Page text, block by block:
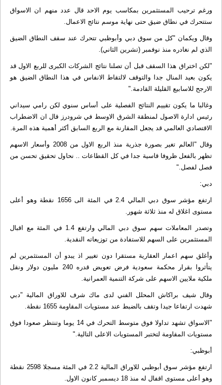
ورغم ترحيب المستثمرين بمكاسب يوم الاحد قال عدد منهم ان الاسواق
ستتحرك في نطاق ضيق حتى نهاية موسم نتائج الاعمال.
وقال ويكمان "كل من سوق دبي وأبوظبي تتحرك عند سقف النطاق الضيق
الذي لم نغادره منذ نوفمبر (تشرين الثاني).
"لكن اختراق هذا السقف قبل أن تصلنا نتائج الشركات الكبرى للربع الاول قد
يكون بعيد المنال جدا والتوقف لالتقاط الانفاس في هذا النطاق الضيق هو
الارجح للاسابيع القليلة القادمة."
وغالبا ما يكون تقييم النتائج الفصلية على أساس سنوي لكن رامي سيداني
رئيس ادارة الاصول لمنطقة الشرق الاوسط في شرودرز قال ان الاضطراب
الاقتصادي العالمي قد يجعل المقارنة مع الربع السابق أكثر أهمية هذه المرة.
وقال "العالم تغير بصورة جذرية منذ الربع الاول من 2008 وأسعار الاسهم
تظهر بالفعل ظروفا قاسية جدا في كل القطاعات .. نحاول تحقيق تحسن من
فصل لفصل."
دبي:
ارتفع مؤشر سوق دبي المالي 2.4 في المئة الى 1656 نقطة وهو أعلى
مستوى اغلاق له منذ ثلاثة شهور.
وتصدر المعاملات سهم سوق دبي المالي وارتفع 1.4 في المئة مع اقبال
المستثمرين على السهم للاستفادة من توزيعاته النقدية.
وأغلق سهم اعمار العقارية مستقرا دون تغيير اذ يبدو أن المستثمرين لم
يتأثروا بقرار محكمة سعودية فرض تعويض قدره 240 مليون دولار ونقل
ملكية ملايين الاسهم على شركة التنمية العمرانية.
وقال شيف براكاش المحلل الفني لدى ماك شرف للاوراق المالية "دبي
شهدت ارتفاعا جيدا وتقف بالضبط عند مستويات المقاومة 1655 نقطة.
"الاسواق تشهد تداولا فوق متوسط التحرك في 14 يوما وتنتظر صعودا فوق
مستويات المقاومة لتختبر المستويات الاعلى التالية."
أبوظبي:
ارتفع مؤشر سوق أبوظبي للاوراق المالية 2.2 في المئة مسجلا 2598 نقطة
وهو أعلى مستوى اقفال له منذ 18 ديسمبر كانون الاول.